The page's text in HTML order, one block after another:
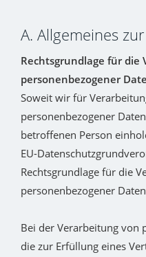
A. Allgemeines
Rechtsgrundlage für die
personenbezogener
Soweit wir für
personenbezogener
betroffenen Person
EU-
Rechtsgrundlage für die
personenbezogener
Bei der Verarbeitung von
die zur Erfüllung eines